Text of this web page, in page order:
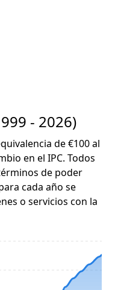
- 2026)
de €100 al
en el IPC. Todos
de poder
cada año se
o servicios con la